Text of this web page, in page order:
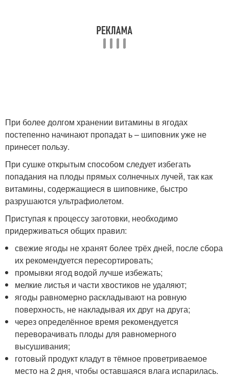
При более долгом хранении витамины в ягодах
постепенно начинают пропадат ь – шиповник уже не
принесет пользу.
При сушке открытым способом следует избегать
попадания на плоды прямых солнечных лучей, так как
витамины, содержащиеся в шиповнике, быстро
разрушаются ультрафиолетом.
Приступая к процессу заготовки, необходимо
придерживаться общих правил:
свежие ягоды не хранят более трёх дней, после сбора
их рекомендуется пересортировать;
промывки ягод водой лучше избежать;
мелкие листья и части хвостиков не удаляют;
ягоды равномерно раскладывают на ровную
поверхность, не накладывая их друг на друга;
через определённое время рекомендуется
переворачивать плоды для равномерного
высушивания;
готовый продукт кладут в тёмное проветриваемое
место на 2 дня, чтобы оставшаяся влага испарилась.